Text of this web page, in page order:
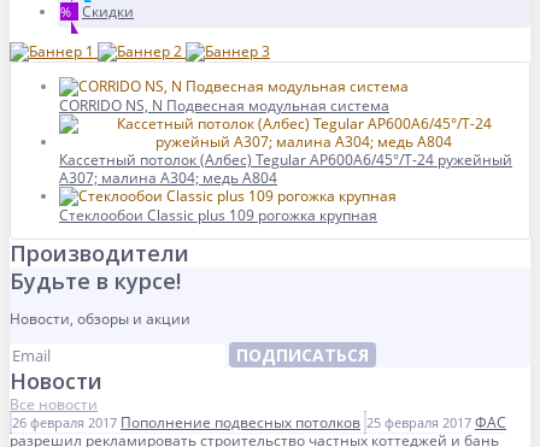
% Скидки
CORRIDO NS, N Подвесная модульная система
Кассетный потолок (Албес) Tegular AP600A6/45°/Т-24 ружейный
А307; малина А304; медь А804
Стеклообои Classic plus 109 рогожка крупная
Производители
Будьте в курсе!
Новости, обзоры и акции
ПОДПИСАТЬСЯ
Новости
Все новости
26 февраля 2017 Пополнение подвесных потолков 25 февраля 2017 ФАС
разрешил рекламировать строительство частных коттеджей и бань